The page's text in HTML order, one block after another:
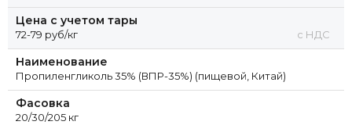
Цена с учетом тары
72-79 руб/кг с НДС
Наименование
Пропиленгликоль 35% (ВПР-35%) (пищевой, Китай)
Фасовка
20/30/205 кг